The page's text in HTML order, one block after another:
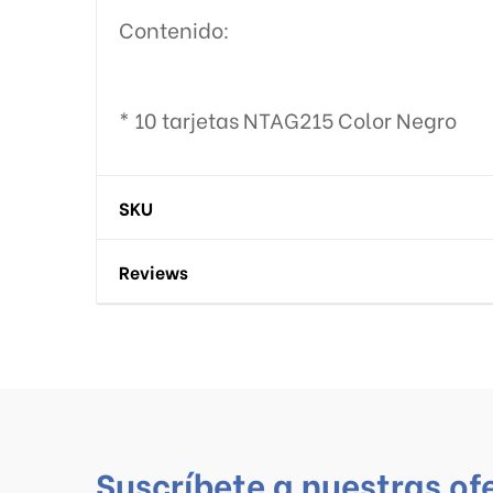
Contenido:
* 10 tarjetas NTAG215 Color Negro
SKU
Reviews